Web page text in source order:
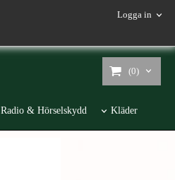
Logga in
(0)
Radio & Hörselskydd Kläder